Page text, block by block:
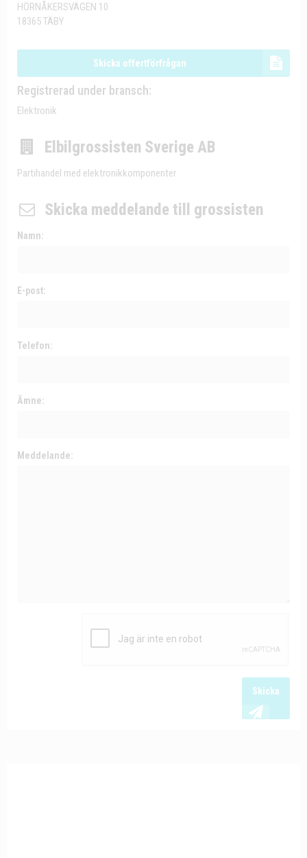
HÖRNÅKERSVÄGEN 10
18365 TÄBY
Skicka offertförfrågan
Registrerad under bransch:
Elektronik
Elbilgrossisten Sverige AB
Partihandel med elektronikkomponenter
Skicka meddelande till grossisten
Namn:
E-post:
Telefon:
Ämne:
Meddelande:
Skicka